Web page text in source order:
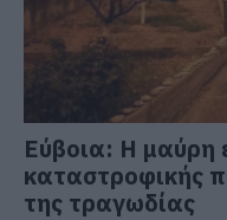
Εύβοια: Η μαύρη
καταστροφικής
της τραγωδίας